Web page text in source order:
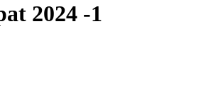
2024 -1